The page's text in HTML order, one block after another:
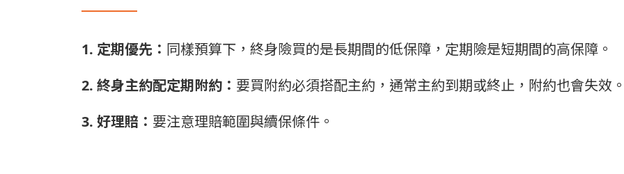
1. 定期優先： 同樣預算下，終身險買的是長期間的低保障，定期險是短期間的高保障。
2. 終身主約配定期附約： 要買附約必須搭配主約，通常主約到期或終止，附約也會失效
3. 好理賠： 要注意理賠範圍與續保條件。